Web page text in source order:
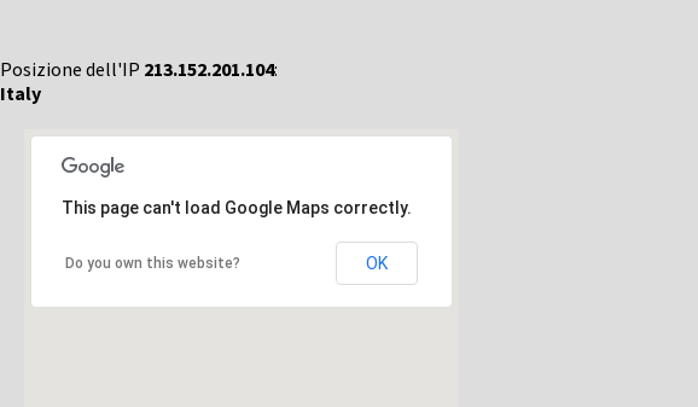
Posizione dell'IP 213.152.201.104:
Italy
This page can't load Google Maps correctly.
Do you own this website? OK